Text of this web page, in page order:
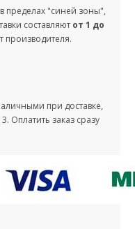
в пределах "синей зоны",
составляют от 1 до
производителя.
при доставке,
Оплатить заказ сразу